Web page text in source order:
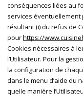
conséquences liées au
services
résultant (i) du refus de
pourhttps://
Cookies nécessaires à
l’Utilisateur. Pour la
la configuration de
dans le menu d’aide du
quelle manière